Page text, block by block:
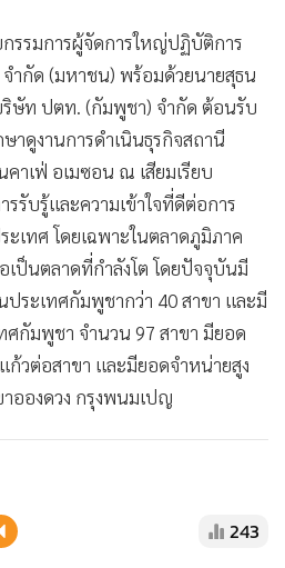
รรมการผู้จัดการใหญ่ปฏิบัติการ
ำกัด (มหาชน) พร้อมด้วยนายสุธน
ริษัท ปตท. (กัมพูชา) จำกัด ต้อนรับ
ดูงานการดำเนินธุรกิจสถานี
าเฟ่ อเมซอน ณ เสียมเรียบ
รับรู้และความเข้าใจที่ดีต่อการ
เทศ โดยเฉพาะในตลาดภูมิภาค
เป็นตลาดที่กำลังโต โดยปัจจุบันมี
ระเทศกัมพูชากว่า 40 สาขา และมี
ศกัมพูชา จำนวน 97 สาขา มียอด
ก้วต่อสาขา และมียอดจำหน่ายสูง
อองดวง กรุงพนมเปญ
243